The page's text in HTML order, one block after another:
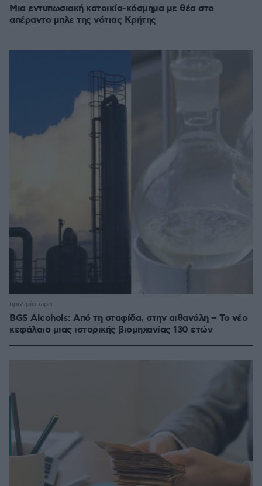
Μια εντυπωσιακή κατοικία-κόσμημα με θέα στο
απέραντο μπλε της νότιας Κρήτης
BGS Alcohols: Από τη σταφίδα, στην αιθανόλη – Το νέο
κεφάλαιο μιας ιστορικής βιομηχανίας 130 ετών
πριν μία ώρα